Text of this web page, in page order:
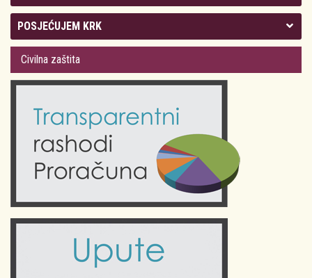
Kolegij gradonačelnika
Gradsko vijeće
Odluke Grada Krka (Službene novine PGŽ)
Obrazovanje
Komunalne usluge
Civilni sektor (arhiva udruga)
Sport i rekreacija
POSJEĆUJEM KRK
Plan Grada Krka
Krk 360° VR panorama
Krk uživo
Fotogalerije
Kalendar događanja
Turistička zajednica otoka Krka
Civilna zaštita